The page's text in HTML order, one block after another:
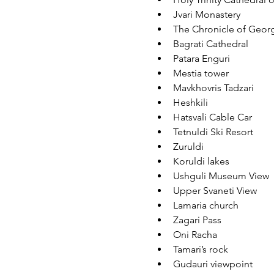
Jvari Monastery
The Chronicle of
Bagrati Cathedral
Patara Enguri
Mestia tower
Mavkhovris Tadzari
Heshkili
Hatsvali Cable Car
Tetnuldi Ski Resort
Zuruldi
Koruldi lakes
Ushguli Museum View
Upper Svaneti View
Lamaria church
Zagari Pass
Oni Racha
Tamari’s rock
Gudauri viewpoint